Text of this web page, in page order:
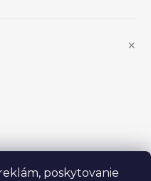
poskytovanie